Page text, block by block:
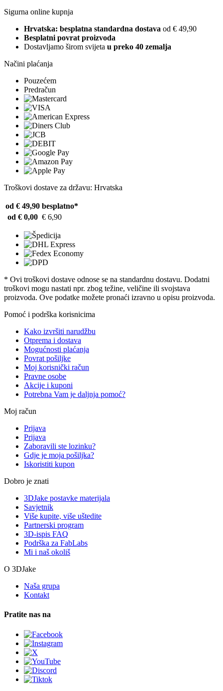
Sigurna online kupnja
Hrvatska: besplatna standardna dostava od € 49,90
Besplatni povrat proizvoda
Dostavljamo širom svijeta u preko 40 zemalja
Načini plaćanja
Pouzećem
Predračun
Troškovi dostave za državu: Hrvatska
od € 49,90 besplatno*
od € 0,00 € 6,90
* Ovi troškovi dostave odnose se na standardnu ​​dostavu. Dodatni
troškovi mogu nastati npr. zbog težine, veličine ili svojstava
proizvoda. Ove podatke možete pronaći izravno u opisu proizvoda.
Pomoć i podrška korisnicima
Kako izvršiti narudžbu
Otprema i dostava
Mogućnosti plaćanja
Povrat pošiljke
Moj korisnički račun
Pravne osobe
Akcije i kuponi
Potrebna Vam je daljnja pomoć?
Moj račun
Prijava
Prijava
Zaboravili ste lozinku?
Gdje je moja pošiljka?
Iskoristiti kupon
Dobro je znati
3DJake postavke materijala
Savjetnik
Više kupite, više uštedite
Partnerski program
3D-ispis FAQ
Podrška za FabLabs
Mi i naš okoliš
O 3DJake
Naša grupa
Kontakt
Pratite nas na